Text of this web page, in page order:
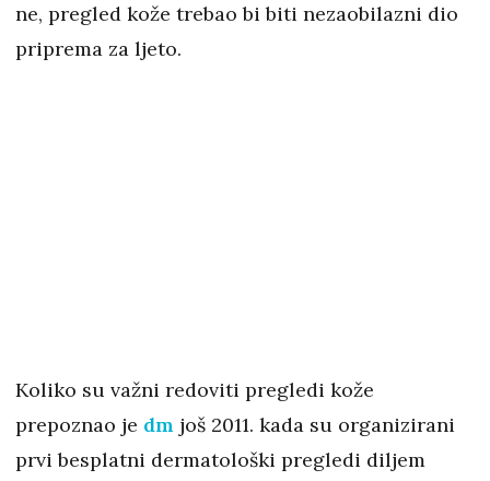
ne, pregled kože trebao bi biti nezaobilazni dio
priprema za ljeto.
Koliko su važni redoviti pregledi kože
prepoznao je dm još 2011. kada su organizirani
prvi besplatni dermatološki pregledi diljem